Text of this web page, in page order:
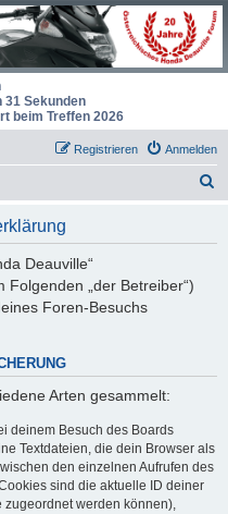
31 Sekunden
beim Treffen 2026
Anmelden
Registrieren
Deauville“
Folgenden „der Betreiber“)
Foren-Besuchs
Arten gesammelt:
deinem Besuch des Boards
Textdateien, die dein Browser als
den einzelnen Aufrufen des
sind die aktuelle ID deiner
zugeordnet werden können),